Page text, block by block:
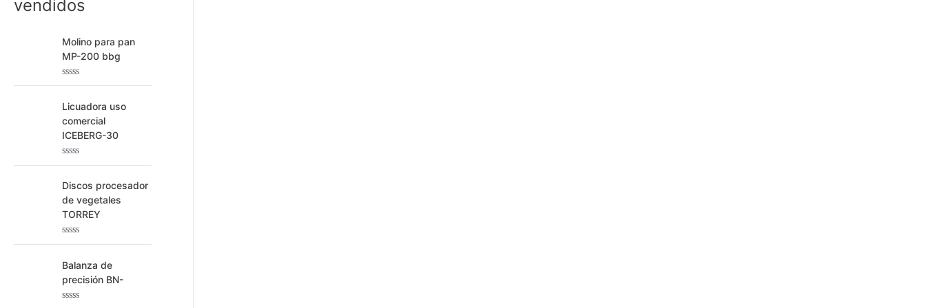
vendidos
Molino para pan
MP-200 bbg
V
l
r
a
o
n
0
d
e
5
Licuadora uso
comercial
ICEBERG-30
V
l
o
r
a
o
c
n
0
d
5
Discos procesador
de vegetales
TORREY
V
l
r
a
Balanza de
precisión BN-